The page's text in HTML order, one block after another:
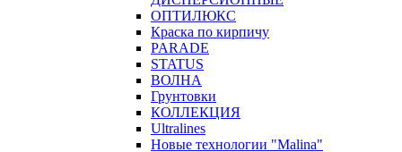
ОПТИЛЮКС
Краска по кирпичу
PARADE
STATUS
ВОЛНА
Грунтовки
КОЛЛЕКЦИЯ
Ultralines
Новые технологии "Malina"